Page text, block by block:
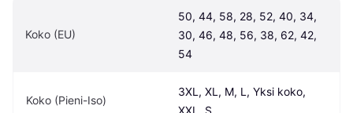
Koko (EU)
50, 44, 58, 28, 52, 40, 34,
30, 46, 48, 56, 38, 62, 42,
54
Koko (Pieni-Iso)
3XL, XL, M, L, Yksi koko,